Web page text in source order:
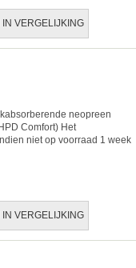
IN VERGELIJKING
neopreen
Comfort) Het
niet op voorraad 1 week
IN VERGELIJKING